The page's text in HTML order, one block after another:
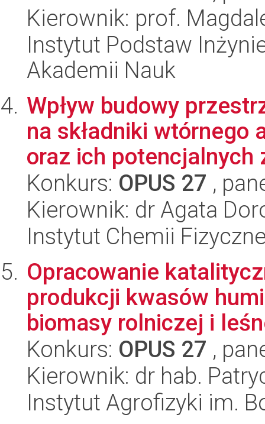
Kierownik: prof.
Instytut Podstaw
Akademii Nauk
Wpływ budowy
na składniki wtórnego
oraz ich potencjalnych
Konkurs: OPUS 27 ,
Kierownik: dr Agata
Instytut Chemii
Opracowanie
produkcji kwasów
biomasy rolniczej i
Konkurs: OPUS 27 ,
Kierownik: dr hab.
Instytut Agrofizyki im.